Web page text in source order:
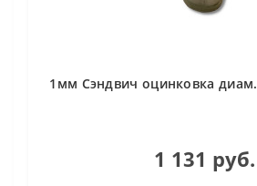
1мм Сэндвич оцинковка
1 131 руб.